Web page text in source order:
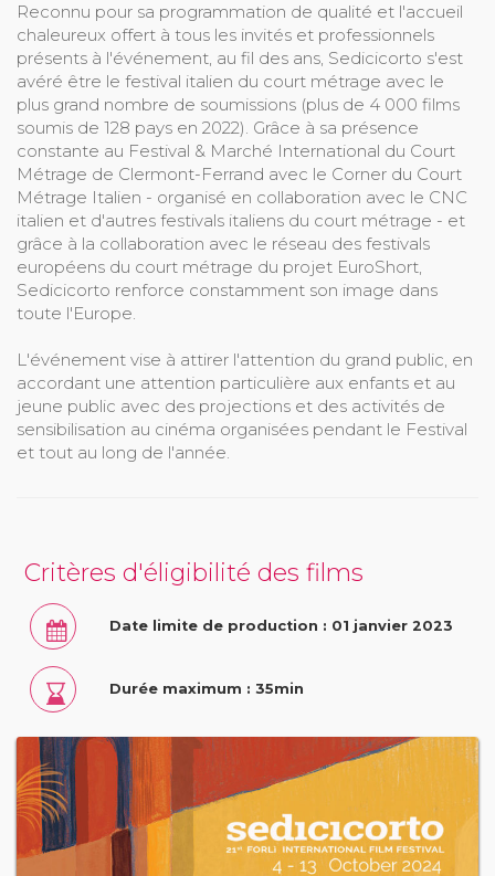
Reconnu pour sa programmation de qualité et l'accueil
chaleureux offert à tous les invités et professionnels
présents à l'événement, au fil des ans, Sedicicorto s'est
avéré être le festival italien du court métrage avec le
plus grand nombre de soumissions (plus de 4 000 films
soumis de 128 pays en 2022). Grâce à sa présence
constante au Festival & Marché International du Court
Métrage de Clermont-Ferrand avec le Corner du Court
Métrage Italien - organisé en collaboration avec le CNC
italien et d'autres festivals italiens du court métrage - et
grâce à la collaboration avec le réseau des festivals
européens du court métrage du projet EuroShort,
Sedicicorto renforce constamment son image dans
toute l'Europe.
L'événement vise à attirer l'attention du grand public, en
accordant une attention particulière aux enfants et au
jeune public avec des projections et des activités de
sensibilisation au cinéma organisées pendant le Festival
et tout au long de l'année.
Critères d'éligibilité des films
Date limite de production : 01 janvier 2023
Durée maximum : 35min